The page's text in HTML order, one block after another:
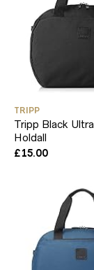
TRIPP
Tripp Black
Holdall
£15.00